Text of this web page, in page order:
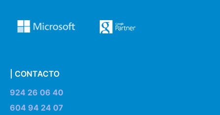
| CONTACTO
924 26 06 40
604 94 24 07